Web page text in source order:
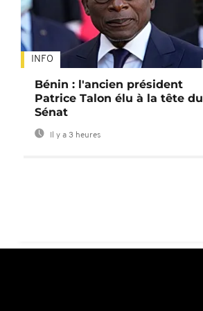
INFO
Bénin : l'ancien président
Patrice Talon élu à la tête du
Sénat
Il y a 3 heures